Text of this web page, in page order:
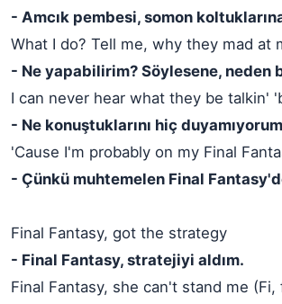
- Amcık pembesi, somon
What I do? Tell me, why they mad at
- Ne yapabilirim? Söylesene, neden
I can never hear what they be talkin'
- Ne konuştuklarını hiç
'Cause I'm probably on my Final
- Çünkü muhtemelen Final
Final Fantasy, got the strategy
- Final Fantasy, stratejiyi aldım.
Final Fantasy, she can't stand me (Fi,